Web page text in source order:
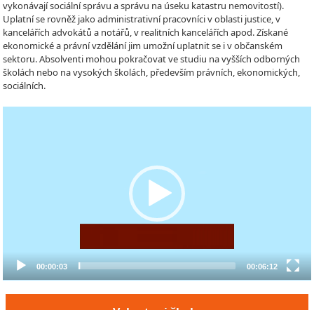
vykonávají sociální správu a správu na úseku katastru nemovitostí).
Uplatní se rovněž jako administrativní pracovníci v oblasti justice, v
kancelářích advokátů a notářů, v realitních kancelářích apod. Získané
ekonomické a právní vzdělání jim umožní uplatnit se i v občanském
sektoru. Absolventi mohou pokračovat ve studiu na vyšších odborných
školách nebo na vysokých školách, především právních, ekonomických,
sociálních.
00:00:03 00:06:12